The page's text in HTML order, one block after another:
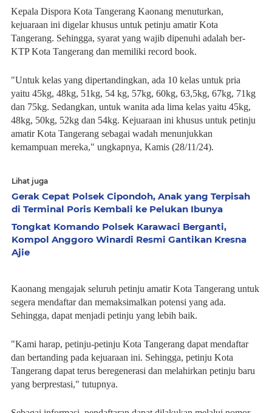
Kepala Dispora Kota Tangerang Kaonang menuturkan,
kejuaraan ini digelar khusus untuk petinju amatir Kota
Tangerang. Sehingga, syarat yang wajib dipenuhi adalah ber-
KTP Kota Tangerang dan memiliki record book.
"Untuk kelas yang dipertandingkan, ada 10 kelas untuk pria
yaitu 45kg, 48kg, 51kg, 54 kg, 57kg, 60kg, 63,5kg, 67kg, 71kg
dan 75kg. Sedangkan, untuk wanita ada lima kelas yaitu 45kg,
48kg, 50kg, 52kg dan 54kg. Kejuaraan ini khusus untuk petinju
amatir Kota Tangerang sebagai wadah menunjukkan
kemampuan mereka," ungkapnya, Kamis (28/11/24).
Lihat juga
Gerak Cepat Polsek Cipondoh, Anak yang Terpisah
di Terminal Poris Kembali ke Pelukan Ibunya
Tongkat Komando Polsek Karawaci Berganti,
Kompol Anggoro Winardi Resmi Gantikan Kresna
Ajie
Kaonang mengajak seluruh petinju amatir Kota Tangerang untuk
segera mendaftar dan memaksimalkan potensi yang ada.
Sehingga, dapat menjadi petinju yang lebih baik.
"Kami harap, petinju-petinju Kota Tangerang dapat mendaftar
dan bertanding pada kejuaraan ini. Sehingga, petinju Kota
Tangerang dapat terus beregenerasi dan melahirkan petinju baru
yang berprestasi," tutupnya.